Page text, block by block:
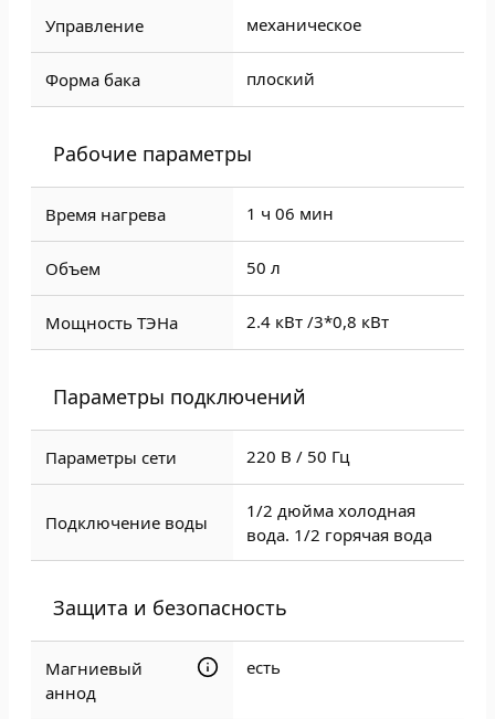
Управление механическое
Форма бака плоский
Рабочие параметры
Время нагрева 1 ч 06 мин
Объем 50 л
Мощность ТЭНа 2.4 кВт /3*0,8 кВт
Параметры подключений
Параметры сети 220 В / 50 Гц
Подключение воды
1/2 дюйма холодная
вода. 1/2 горячая вода
Защита и безопасность
Магниевый
аннод
есть